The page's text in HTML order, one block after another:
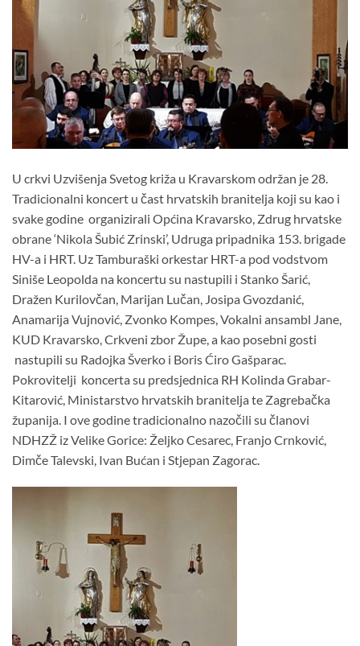
U crkvi Uzvišenja Svetog križa u Kravarskom održan je 28.
Tradicionalni koncert u čast hrvatskih branitelja koji su kao i
svake godine organizirali Općina Kravarsko, Zdrug hrvatske
obrane ‘Nikola Šubić Zrinski’, Udruga pripadnika 153. brigade
HV-a i HRT. Uz Tamburaški orkestar HRT-a pod vodstvom
Siniše Leopolda na koncertu su nastupili i Stanko Šarić,
Dražen Kurilovčan, Marijan Lučan, Josipa Gvozdanić,
Anamarija Vujnović, Zvonko Kompes, Vokalni ansambl Jane,
KUD Kravarsko, Crkveni zbor Župe, a kao posebni gosti
nastupili su Radojka Šverko i Boris Ćiro Gašparac.
Pokrovitelji koncerta su predsjednica RH Kolinda Grabar-
Kitarović, Ministarstvo hrvatskih branitelja te Zagrebačka
županija. I ove godine tradicionalno nazočili su članovi
NDHZŽ iz Velike Gorice: Željko Cesarec, Franjo Crnković,
Dimče Talevski, Ivan Bućan i Stjepan Zagorac.